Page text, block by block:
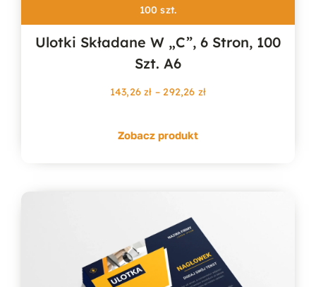
100 szt.
Ulotki Składane W „c”, 6 Stron, 100
Szt. A6
143,26zł – 292,26 złZakres
Zobacz produkt